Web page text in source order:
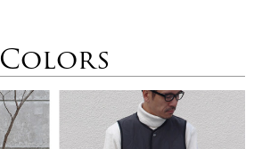
Colors